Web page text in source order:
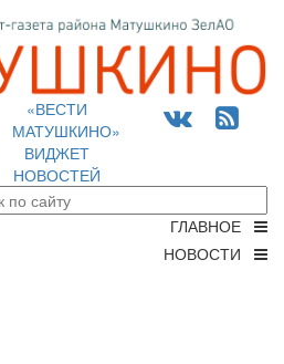
«ВЕСТИ
МАТУШКИНО»
ВИДЖЕТ
НОВОСТЕЙ
ГЛАВНОЕ
НОВОСТИ